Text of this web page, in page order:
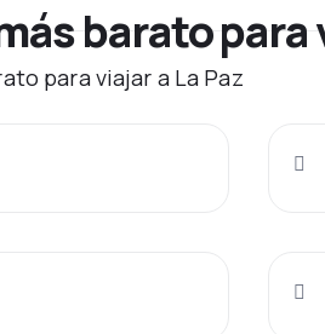
barato para
para viajar a La Paz